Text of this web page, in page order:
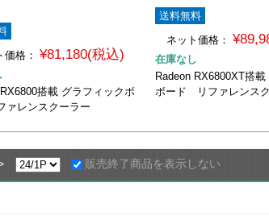
価格： ¥81,180(税込)
搭載 グラフィックボ
ァレンスクーラー
送料無料
ネット価格：
在庫なし
Radeon RX6800XT搭
ボード リファレンス
販売終了商品を表示しない